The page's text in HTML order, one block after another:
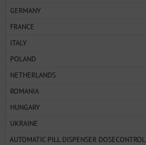
GERMANY
FRANCE
ITALY
POLAND
NETHERLANDS
ROMANIA
HUNGARY
UKRAINE
AUTOMATIC PILL DISPENSER DOSECONTROL